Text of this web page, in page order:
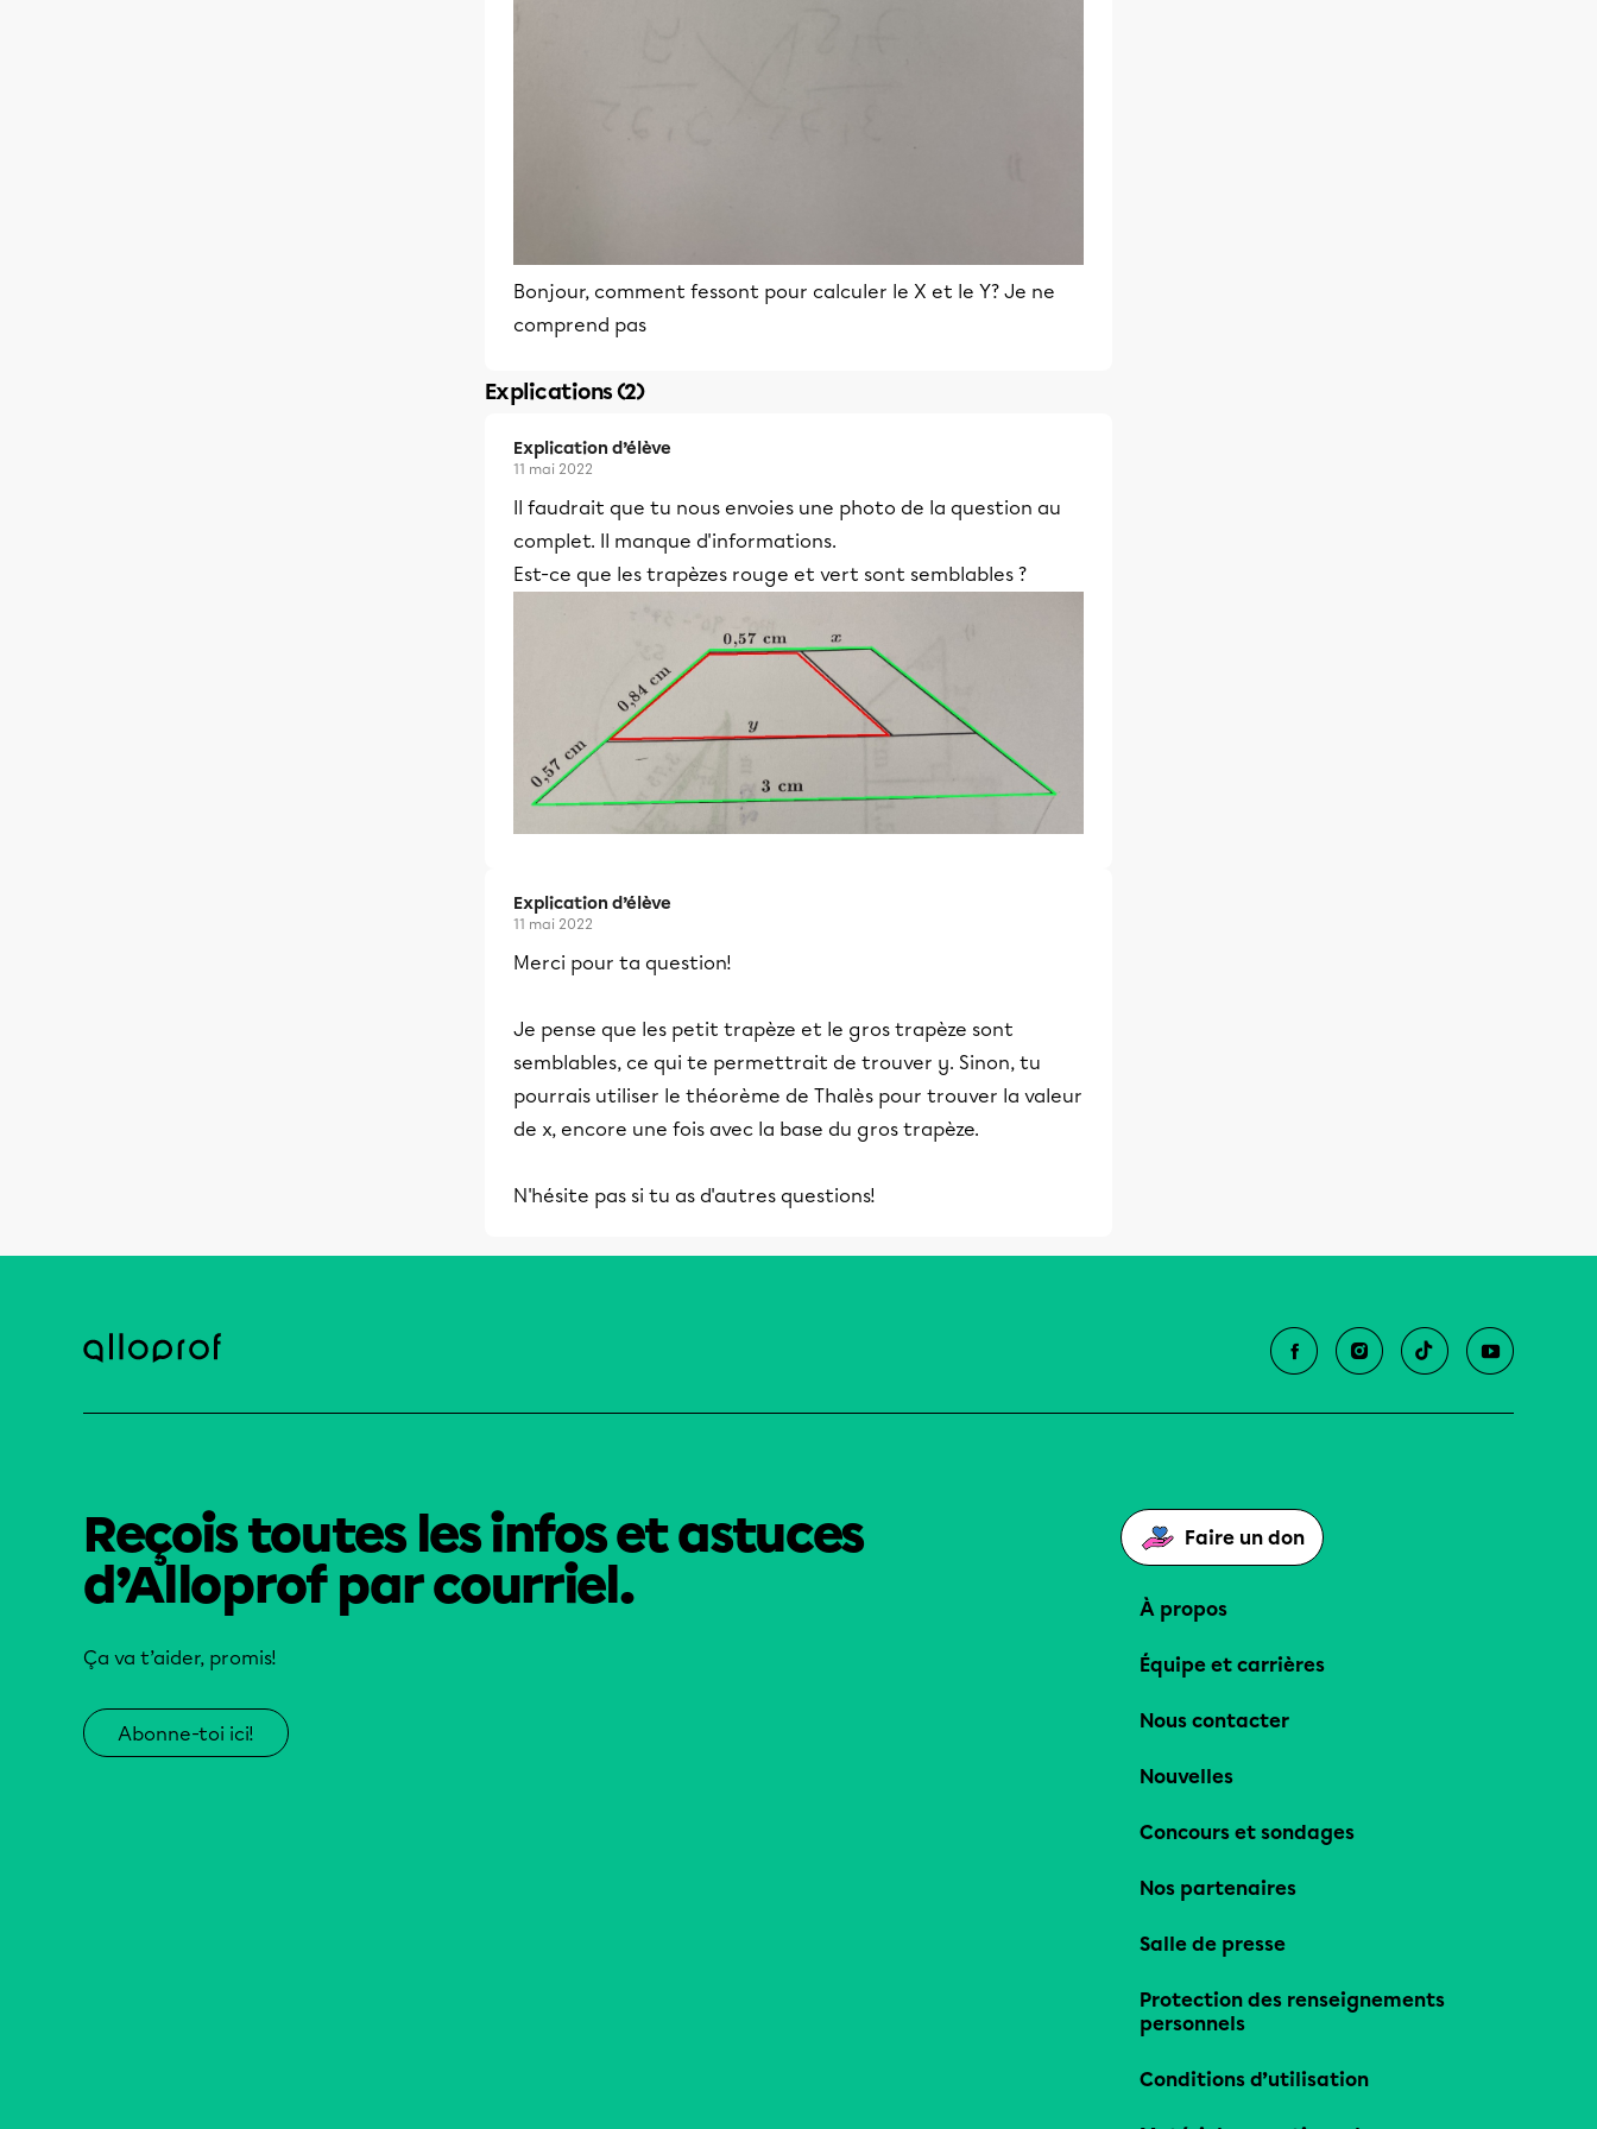
Bonjour, comment fessont pour calculer le X et le Y? Je ne
comprend pas
Explications (2)
Explication d’élève
11 mai 2022
Il faudrait que tu nous envoies une photo de la question au
complet. Il manque d'informations.
Est-ce que les trapèzes rouge et vert sont semblables ?
Explication d’élève
11 mai 2022
Merci pour ta question!
Je pense que les petit trapèze et le gros trapèze sont
semblables, ce qui te permettrait de trouver y. Sinon, tu
pourrais utiliser le théorème de Thalès pour trouver la valeur
de x, encore une fois avec la base du gros trapèze.
N'hésite pas si tu as d'autres questions!
Reçois toutes les infos et astuces
d’Alloprof par courriel.
Ça va t’aider, promis!
Abonne-toi ici!
Faire un don
À propos
Équipe et carrières
Nous contacter
Nouvelles
Concours et sondages
Nos partenaires
Salle de presse
Protection des renseignements
personnels
Conditions d’utilisation